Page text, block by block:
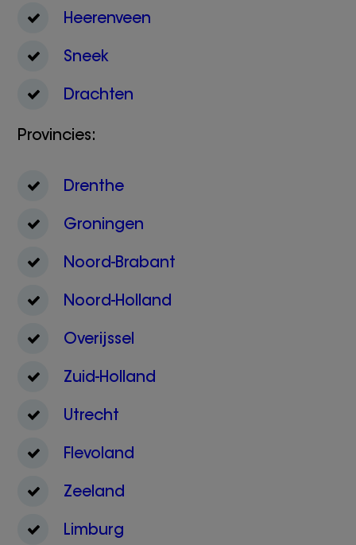
Heerenveen
Sneek
Drachten
Provincies:
Drenthe
Groningen
Noord-Brabant
Noord-Holland
Overijssel
Zuid-Holland
Utrecht
Flevoland
Zeeland
Limburg